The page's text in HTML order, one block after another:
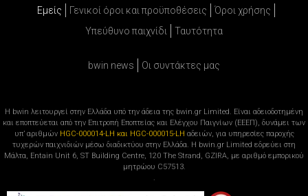
Εμείς Γενικοί όροι και προϋποθέσεις
Όροι χρήσης
Υπεύθυνο παιχνίδι
Ταυτότητα
bwin news Oι συντάκτες μας
Η bwin λειτουργεί στην Ελλάδα υπό την άδεια της bwin.gr Limited. Είναι αδειοδοτημένη
και εποπτεύεται από την Επιτροπή Εποπτείας και Ελέγχου Παιγνίων (ΕΕΕΠ), δυνάμει των
υπ’ αριθμών HGC-000014-LH και HGC-000015-LH αδειών, για υπηρεσίες παροχής
τυχερών παιχνιδιών μέσω διαδικτύου στην Ελλάδα. Η bwin.gr Limited εδρεύει στη
Μάλτα, Entain Unit 6, ST Building Centre, 120 The Strand, GZIRA, με αριθμό εμπορικού
μητρώου C57513.
.